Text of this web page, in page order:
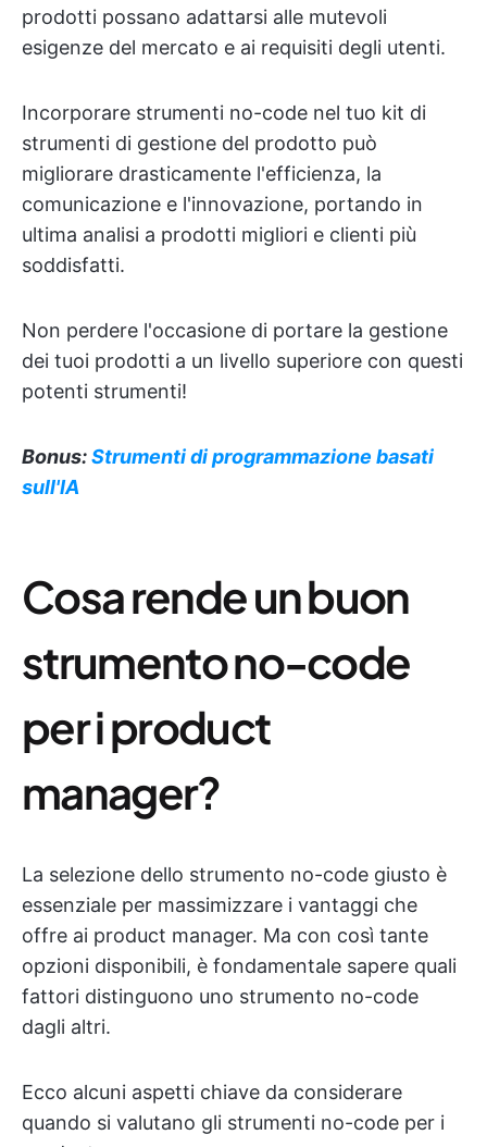
prodotti possano adattarsi alle mutevoli
esigenze del mercato e ai requisiti degli utenti.
Incorporare strumenti no-code nel tuo kit di
strumenti di gestione del prodotto può
migliorare drasticamente l'efficienza, la
comunicazione e l'innovazione, portando in
ultima analisi a prodotti migliori e clienti più
soddisfatti.
Non perdere l'occasione di portare la gestione
dei tuoi prodotti a un livello superiore con questi
potenti strumenti!
Bonus:Strumenti di programmazione basati
sull'IA
Cosa rende un buon
strumento no-code
per i product
manager?
La selezione dello strumento no-code giusto è
essenziale per massimizzare i vantaggi che
offre ai product manager. Ma con così tante
opzioni disponibili, è fondamentale sapere quali
fattori distinguono uno strumento no-code
dagli altri.
Ecco alcuni aspetti chiave da considerare
quando si valutano gli strumenti no-code per i